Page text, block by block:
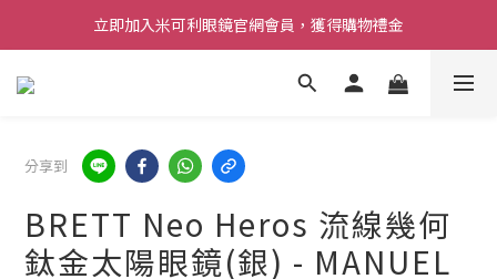
立即加入米可利眼鏡官網會員，獲得購物禮金
分享到
BRETT Neo Heros 流線幾何
鈦金太陽眼鏡(銀) - MANUEL